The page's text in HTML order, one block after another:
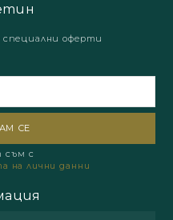
оферти
съм с
на лични данни